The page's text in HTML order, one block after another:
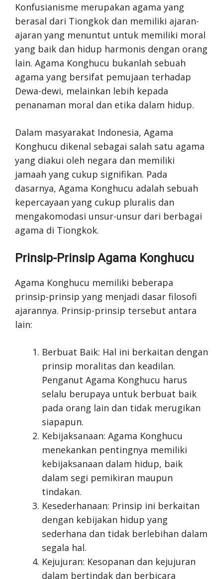
Konfusianisme merupakan agama yang
berasal dari Tiongkok dan memiliki ajaran-
ajaran yang menuntut untuk memiliki moral
yang baik dan hidup harmonis dengan orang
lain. Agama Konghucu bukanlah sebuah
agama yang bersifat pemujaan terhadap
Dewa-dewi, melainkan lebih kepada
penanaman moral dan etika dalam hidup.
Dalam masyarakat Indonesia, Agama
Konghucu dikenal sebagai salah satu agama
yang diakui oleh negara dan memiliki
jamaah yang cukup signifikan. Pada
dasarnya, Agama Konghucu adalah sebuah
kepercayaan yang cukup pluralis dan
mengakomodasi unsur-unsur dari berbagai
agama di Tiongkok.
Prinsip-Prinsip Agama Konghucu
Agama Konghucu memiliki beberapa
prinsip-prinsip yang menjadi dasar filosofi
ajarannya. Prinsip-prinsip tersebut antara
lain:
Berbuat Baik: Hal ini berkaitan dengan
prinsip moralitas dan keadilan.
Penganut Agama Konghucu harus
selalu berupaya untuk berbuat baik
pada orang lain dan tidak merugikan
siapapun.
Kebijaksanaan: Agama Konghucu
menekankan pentingnya memiliki
kebijaksanaan dalam hidup, baik
dalam segi pemikiran maupun
tindakan.
Kesederhanaan: Prinsip ini berkaitan
dengan kebijakan hidup yang
sederhana dan tidak berlebihan dalam
segala hal.
Kejujuran: Kesopanan dan kejujuran
dalam bertindak dan berbicara